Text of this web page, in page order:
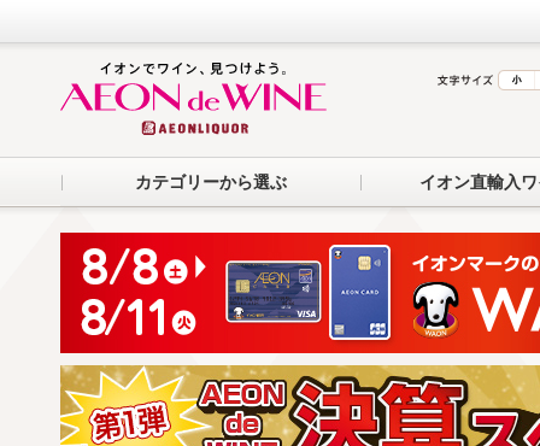
カテゴリーから選ぶ イオン直輸入